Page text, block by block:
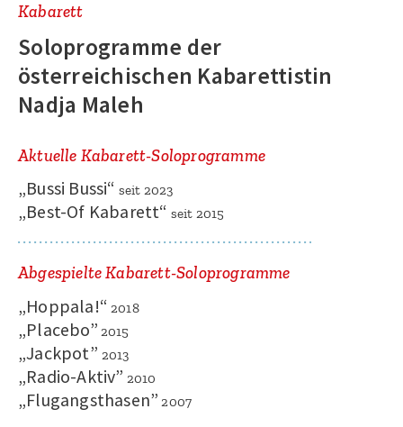
Kabarett
Soloprogramme der
österreichischen Kabarettistin
Nadja Maleh
Aktuelle Kabarett-Soloprogramme
„Bussi Bussi“ seit 2023
„Best-Of Kabarett“ seit 2015
Abgespielte Kabarett-Soloprogramme
„Hoppala!“ 2018
„Placebo” 2015
„Jackpot” 2013
„Radio-Aktiv” 2010
„Flugangsthasen” 2007